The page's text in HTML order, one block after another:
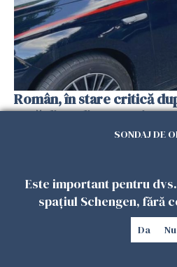
Român, în stare critică
casă din Italia.
apărat cu un cuțitSONDAJ DE
Este important pentru
spațiul Schengen, fără
Da Nu